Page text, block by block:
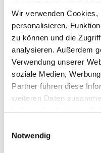
Wir verwenden Cookies,
personalisieren,
zu können und die
analysieren. Außerdem
Verwendung unserer
soziale Medien,
Partner führen diese
weiteren Daten
Notwendig
Notwendig (1)
Notwendige
nutzbar zu machen,
wie
Bereiche der
Webseite kann
Name